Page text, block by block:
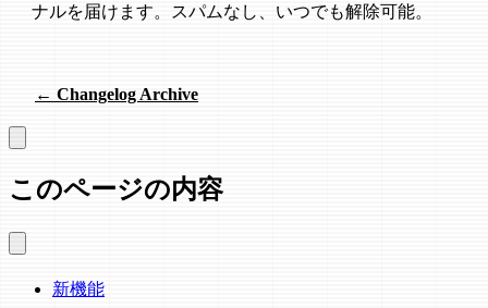
ナルを届けます。スパムなし、いつでも解除可能。
← Changelog Archive
このページの内容
新機能